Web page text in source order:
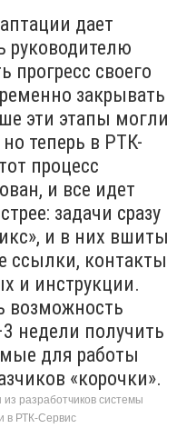
дает
руководителю
прогресс своего
закрывать
эти этапы могли
но теперь в РТК-
процесс
и все идет
задачи сразу
и в них вшиты
ссылки, контакты
и инструкции.
возможность
недели получить
для работы
«корочки».
разработчиков системы
в РТК-Сервис